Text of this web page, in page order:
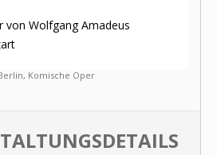
von Wolfgang Amadeus
Komische Oper